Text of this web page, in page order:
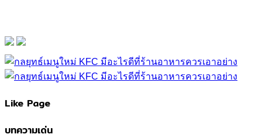
Like Page
บทความเด่น